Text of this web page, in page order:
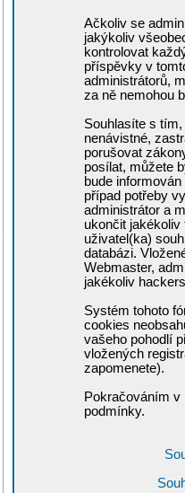
Ačkoliv se
jakýkoliv
kontrolovat
příspěvky v
administrátorů,
za ně nemohou
Souhlasíte s
nenávistné,
porušovat
posílat, můžete
bude
případ potřeby
administrátor a
ukončit
uživatel(ka)
databázi.
Webmaster,
jakékoliv
Systém tohoto
cookies
vašeho pohodlí
vložených
zapomenete).
Pokračováním v
podmínky.